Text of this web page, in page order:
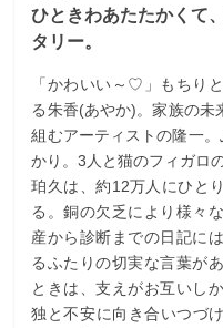
ひときわあたたかくて
タリー。
「かわいい～♡」もちり
る朱香(あやか)。家族の未
組むアーティストの隆一
かり。3人と猫のフィガロ
珀久は、約12万人にひと
る。銅の欠乏により様々
産から診断までの日記に
るふたりの切実な言葉が
ときは、支えがお互いし
独と不安に向き合いつづ